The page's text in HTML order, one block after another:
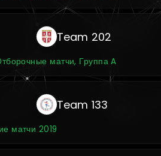
Team 202
матчи, Группа A
Team 133
матчи 2019